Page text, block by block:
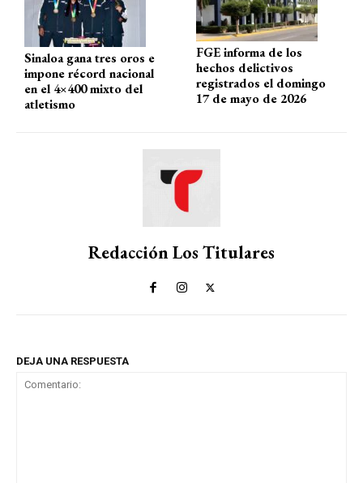
Sinaloa gana tres oros e
impone récord nacional
en el 4×400 mixto del
atletismo
FGE informa de los
hechos delictivos
registrados el domingo
17 de mayo de 2026
Redacción Los Titulares
DEJA UNA RESPUESTA